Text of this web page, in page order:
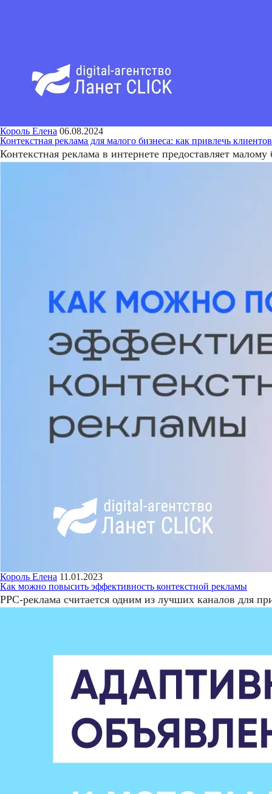
Король Елена 06.08.2024
Контекстная реклама для малого бизнеса: как привлечь клиентов
Контекстная реклама в интернете предоставляет
Король Елена 11.01.2023
Как можно повысить эффективность контекстной рекламы
PPC-реклама считается одним из лучших каналов для